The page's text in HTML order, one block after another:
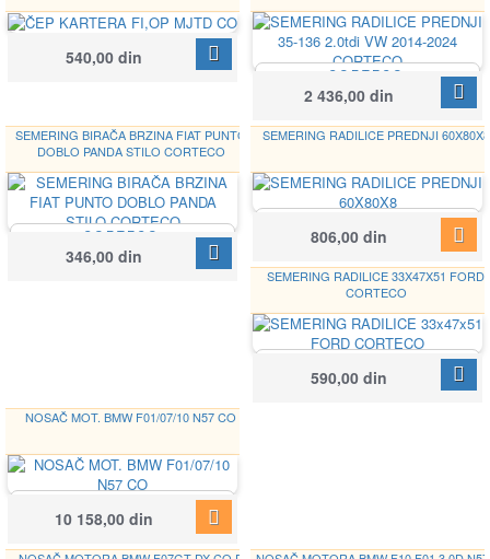
220140S
540,00 din
CORTECO
49486581
2 436,00 din
SEMERING BIRAČA BRZINA FIAT PUNTO
DOBLO PANDA STILO CORTECO
CORTECO
12001623B
346,00 din
SEMERING RADILICE PREDNJI 60X80X8
19013027
Google
806,00 din
SEMERING RADILICE 33X47X51 FORD
CORTECO
15510081B
590,00 din
NOSAČ MOT. BMW F01/07/10 N57 CO
49357913
10 158,00 din